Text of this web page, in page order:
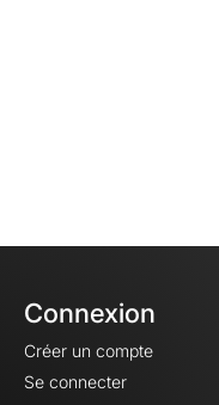
Connexion
Créer un compte
Se connecter